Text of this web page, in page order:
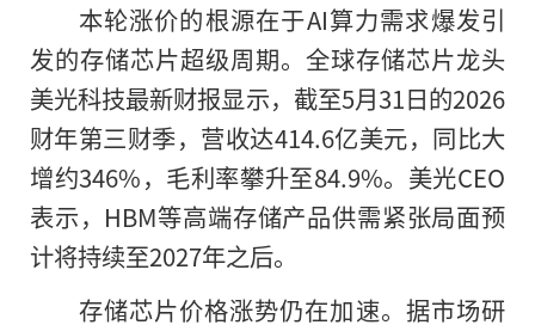
本轮涨价的根源在于AI算力需求爆发引
发的存储芯片超级周期。全球存储芯片龙头
美光科技最新财报显示，截至5月31日的2026
财年第三财季，营收达414.6亿美元，同比大
增约346%，毛利率攀升至84.9%。美光CEO
表示，HBM等高端存储产品供需紧张局面预
计将持续至2027年之后。
存储芯片价格涨势仍在加速。据市场研